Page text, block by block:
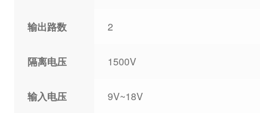
输出路数 2
隔离电压 1500V
输入电压 9V~18V